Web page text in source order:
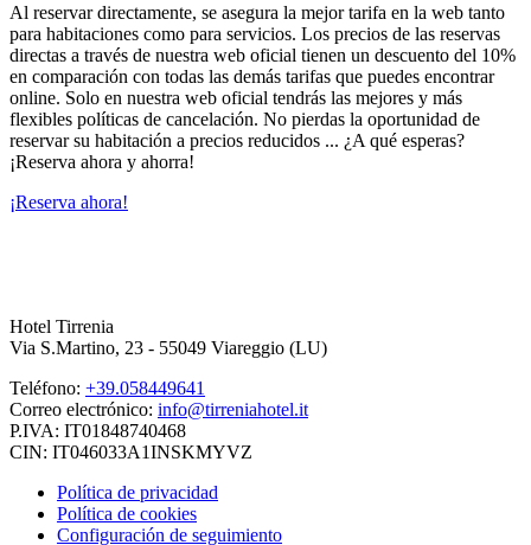
Al reservar directamente, se asegura la mejor tarifa en la web tanto
para habitaciones como para servicios. Los precios de las reservas
directas a través de nuestra web oficial tienen un descuento del 10%
en comparación con todas las demás tarifas que puedes encontrar
online. Solo en nuestra web oficial tendrás las mejores y más
flexibles políticas de cancelación. No pierdas la oportunidad de
reservar su habitación a precios reducidos ... ¿A qué esperas?
¡Reserva ahora y ahorra!
¡Reserva ahora!
Hotel Tirrenia
Via S.Martino, 23 - 55049 Viareggio (LU)
Teléfono: +39.058449641
Correo electrónico: info@tirreniahotel.it
P.IVA: IT01848740468
CIN: IT046033A1INSKMYVZ
Política de privacidad
Política de cookies
Configuración de seguimiento